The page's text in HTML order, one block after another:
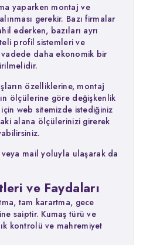
yaparken montaj ve
gerekir. Bazı firmalar
ederken, bazıları ayrı
profil sistemleri ve
vadede daha ekonomik bir
özelliklerine, montaj
ölçülerine göre değişkenlik
web sitemizde istediğiniz
alana ölçülerinizi girerek
mail yoluyla ulaşarak da
ve Faydaları
tam karartma, gece
saiptir. Kumaş türü ve
kontrolü ve mahremiyet